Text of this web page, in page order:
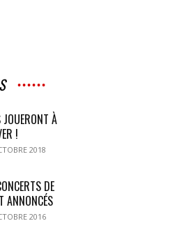
JOUERONT À
!
2018
DE
ANNONCÉS
2016